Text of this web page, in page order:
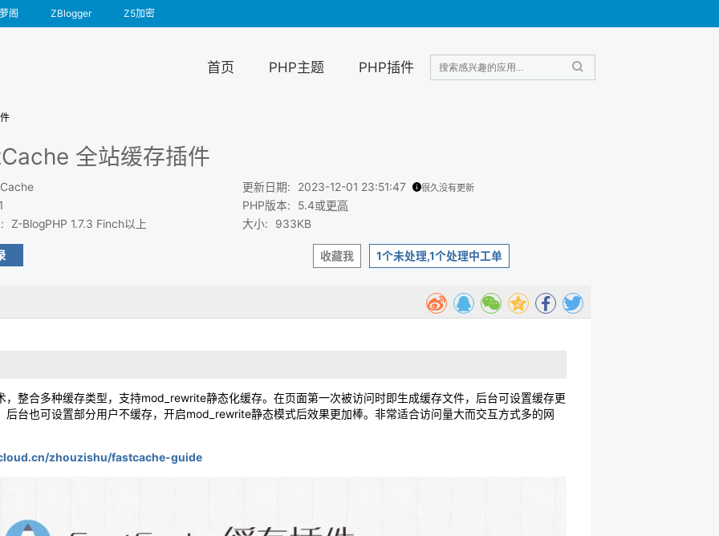
阁 ZBlogger Z5加密
首页 PHP主题 PHP插件
全站缓存插件
: Z-BlogPHP 1.7.3 Finch以上
更新日期: 2023-12-01 23:51:47 很久没有更新
PHP版本: 5.4或更高
大小: 933KB
1个未处理,1个处理中工单
收藏我
整合多种缓存类型，支持mod_rewrite静态化缓存。在页面第一次被访问时即生成缓存文件，后台可设置缓存更
台也可设置部分用户不缓存，开启mod_rewrite静态模式后效果更加棒。非常适合访问量大而交互方式多的网
zhouzishu/fastcache-guide